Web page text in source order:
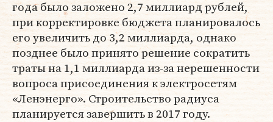
года было заложено 2,7 миллиард рублей,
при корректировке бюджета планировалось
его увеличить до 3,2 миллиарда, однако
позднее было принято решение сократить
траты на 1,1 миллиарда из-за нерешенности
вопроса присоединения к электросетям
«Ленэнерго». Строительство радиуса
планируется завершить в 2017 году.